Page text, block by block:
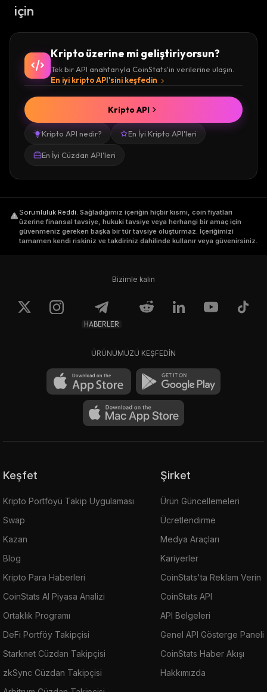
için
Kripto üzerine mi geliştiriyorsun?
Tek bir API anahtarıyla CoinStats'in verilerine ulaşın.
En iyi kripto API'sini keşfedin
Kripto API nedir? En İyi Kripto API'leri
En İyi Cüzdan API'leri
Kripto API
Sorumluluk Reddi. Sağladığımız içeriğin hiçbir kısmı, coin fiyatları
üzerine finansal tavsiye, hukuki tavsiye veya herhangi bir amaç için
güvenmeniz gereken başka bir tür tavsiye oluşturmaz. İçeriğimizi
tamamen kendi riskiniz ve takdiriniz dahilinde kullanır veya güvenirsiniz.
Bizimle kalın
HABERLER
ÜRÜNÜMÜZÜ KEŞFEDİN
Keşfet
Kripto Portföyü Takip Uygulaması
Swap
Kazan
Blog
Kripto Para Haberleri
CoinStats AI Piyasa Analizi
Ortaklık Programı
DeFi Portföy Takipçisi
Starknet Cüzdan Takipçisi
zkSync Cüzdan Takipçisi
Şirket
Ürün Güncellemeleri
Ücretlendirme
Medya Araçları
Kariyerler
CoinStats'ta Reklam Verin
CoinStats API
API Belgeleri
Genel API Gösterge Paneli
CoinStats Haber Akışı
Hakkımızda